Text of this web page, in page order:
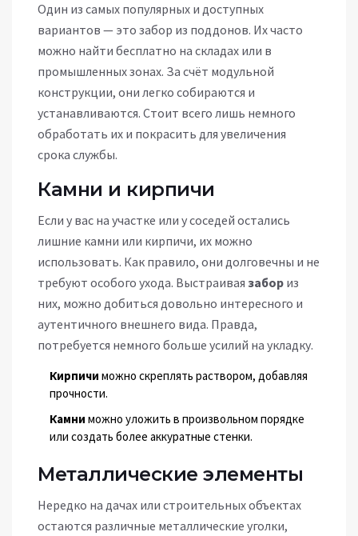
Один из самых популярных и доступных
вариантов — это забор из поддонов. Их часто
можно найти бесплатно на складах или в
промышленных зонах. За счёт модульной
конструкции, они легко собираются и
устанавливаются. Стоит всего лишь немного
обработать их и покрасить для увеличения
срока службы.
Камни и кирпичи
Если у вас на участке или у соседей остались
лишние камни или кирпичи, их можно
использовать. Как правило, они долговечны и не
требуют особого ухода. Выстраивая забор из
них, можно добиться довольно интересного и
аутентичного внешнего вида. Правда,
потребуется немного больше усилий на укладку.
Кирпичи можно скреплять раствором, добавляя
прочности.
Камни можно уложить в произвольном порядке
или создать более аккуратные стенки.
Металлические элементы
Нередко на дачах или строительных объектах
остаются различные металлические уголки,